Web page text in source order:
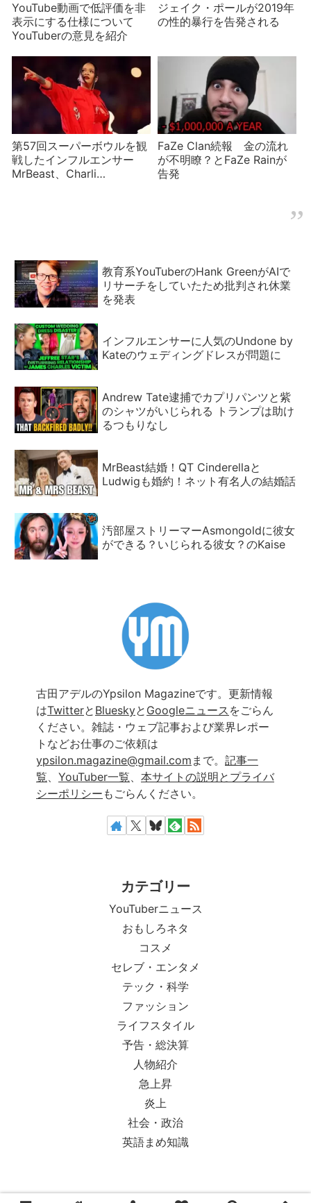
YouTube動画で低評価を非
表示にする仕様について
YouTuberの意見を紹介
ジェイク・ポールが2019年
の性的暴行を告発される
第57回スーパーボウルを観
戦したインフルエンサー
MrBeast、Charli
FaZe Clan続報 金の流れ
が不明瞭？とFaZe Rainが
告発
教育系YouTuberのHank GreenがAIで
リサーチをしていたため批判され休業
を発表
インフルエンサーに人気のUndone by
Kateのウェディングドレスが問題に
Andrew Tate逮捕でカプリパンツと紫
のシャツがいじられる トランプは助け
るつもりなし
MrBeast結婚！QT Cinderellaと
Ludwigも婚約！ネット有名人の結婚話
汚部屋ストリーマーAsmongoldに彼女
ができる？いじられる彼女？のKaise
古田アデルのYpsilon Magazineです。更新情報
はTwitterと Blueskyと Googleニュース をごらん
ください。雑誌・ウェブ記事および業界レポー
トなどお仕事のご依頼は
ypsilon.magazine@gmail.com まで。 記事一
覧
YouTuber一覧
本サイトの説明とプライバ
シーポリシー もごらんください。
カテゴリー
YouTuberニュース
おもしろネタ
コスメ
セレブ・エンタメ
テック・科学
ファッション
ライフスタイル
予告・総決算
人物紹介
急上昇
炎上
社会・政治
英語まめ知識